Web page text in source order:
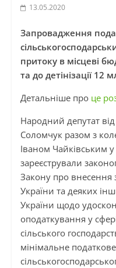
13.05.2020
Запровадження
притоку в місцеві
та до детінізації 12
Детальніше про це
Народний депутат
Соломчук разом з
Іваном Чайківським
зареєстрували
Закону про внесення
України та деяких
України щодо
оподаткування у
сільського
мінімальне